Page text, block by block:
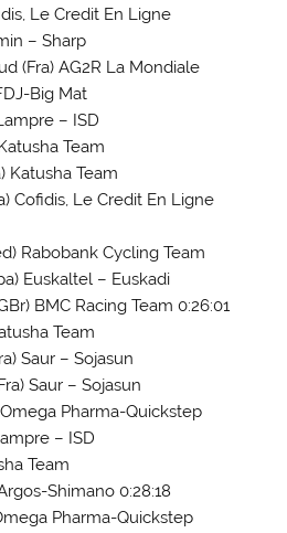
Le Credit En Ligne
– Sharp
(Fra) AG2R La Mondiale
Big Mat
– ISD
Team
Katusha Team
Cofidis, Le Credit En Ligne
Rabobank Cycling Team
Euskaltel – Euskadi
BMC Racing Team 0:26:01
Team
Saur – Sojasun
Saur – Sojasun
Pharma-Quickstep
– ISD
Team
Shimano 0:28:18
Pharma-Quickstep